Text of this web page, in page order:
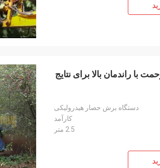
راندمان بالا برای نتایج
دستگاه برش حصار هیدرولیکی
کارآمد
2.5 متر